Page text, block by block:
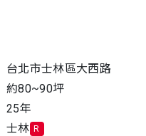
台北市士林區大西路
約80~90坪
25年
士林 R